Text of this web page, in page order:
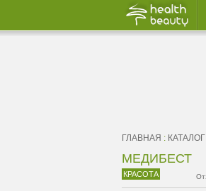
ГЛАВНАЯ : КАТАЛОГ
МЕДИБЕСТ
КРАСОТА